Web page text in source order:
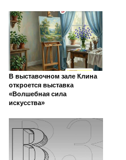
В выставочном зале Клина
откроется выставка
«Волшебная сила
искусства»